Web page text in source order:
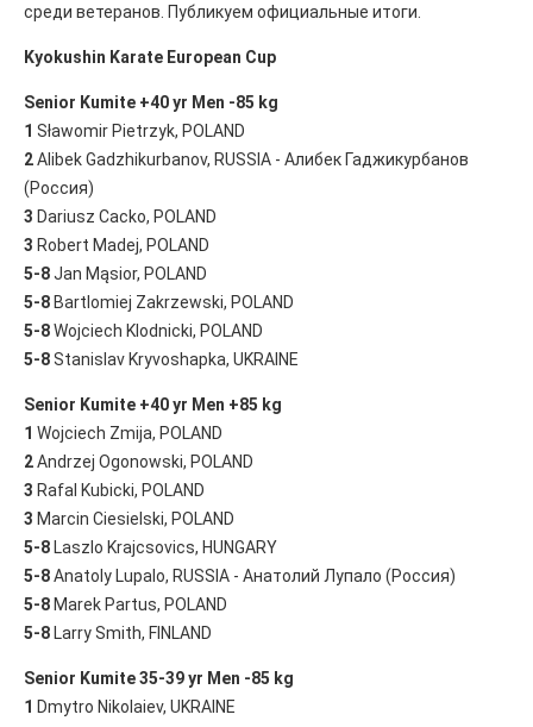
среди ветеранов. Публикуем официальные итоги.
Kyokushin Karate European Cup
Senior Kumite +40 yr Men -85 kg
1 Sławomir Pietrzyk, POLAND
2Alibek Gadzhikurbanov, RUSSIA - Алибек Гаджикурбанов
(Россия)
3 Dariusz Cacko, POLAND
3 Robert Madej, POLAND
5-8Jan Mąsior, POLAND
5-8 Bartlomiej Zakrzewski, POLAND
5-8Wojciech Klodnicki, POLAND
5-8Stanislav Kryvoshapka, UKRAINE
Senior Kumite +40 yr Men +85 kg
1 Wojciech Zmija, POLAND
2Andrzej Ogonowski, POLAND
3 Rafal Kubicki, POLAND
3 Marcin Ciesielski, POLAND
5-8 Laszlo Krajcsovics, HUNGARY
5-8Anatoly Lupalo, RUSSIA - Анатолий Лупало (Россия)
5-8 Marek Partus, POLAND
5-8 Larry Smith, FINLAND
Senior Kumite 35-39 yr Men -85 kg
1 Dmytro Nikolaiev, UKRAINE